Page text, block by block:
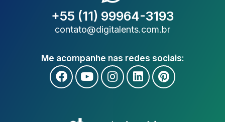
+55 (11) 99964-3193
contato@digitalents.com.br
Me acompanhe nas redes sociais: